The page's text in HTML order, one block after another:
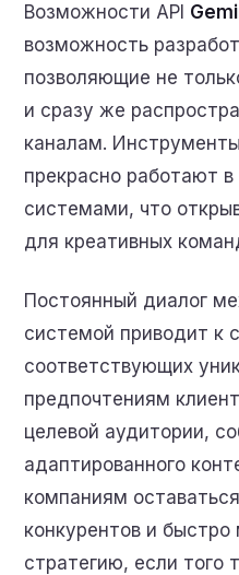
Возможности API
возможность
позволяющие не
и сразу же
каналам. Инструменты
прекрасно работают
системами, что
для креативных
Постоянный диалог
системой приводит к
соответствующих
предпочтениям
целевой аудитории,
адаптированного
компаниям
конкурентов и
стратегию, если того